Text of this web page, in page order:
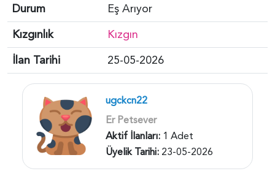
Durum
Eş Arıyor
Kızgınlık
Kızgın
İlan Tarihi
25-05-2026
ugckcn22
Er Petsever
Aktif İlanları: 1 Adet
Üyelik Tarihi: 23-05-2026